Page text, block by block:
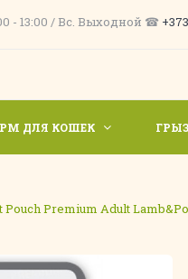
- 13:00 / Вс. Выходной ☎
ДЛЯ КОШЕК
Pouch Premium Adult